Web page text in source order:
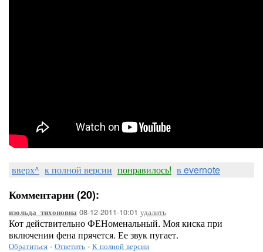
вверх^ к полной версии понравилось! в evernote
Комментарии (20):
изольда_тихоновна 08-12-2011-10:01 удалить
Кот действительно ФЕНоменальный. Моя киска при
включении фена прячется. Ее звук пугает.
Обратиться - Ответить - К полной версии